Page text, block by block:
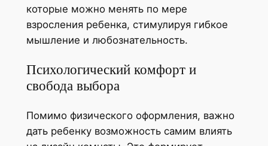
которые можно менять по мере
взросления ребенка, стимулируя гибкое
мышление и любознательность.
Психологический комфорт и
свобода выбора
Помимо физического оформления, важно
дать ребенку возможность самим влиять